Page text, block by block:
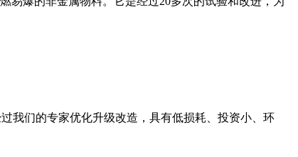
我们的专家优化升级改造，具有低损耗、投资小、环